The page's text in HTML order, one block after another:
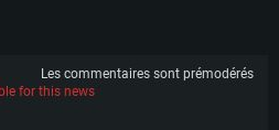
Les commentaires sont prémodérés
for this news